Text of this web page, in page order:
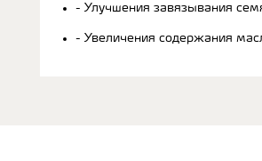
- Улучшения завязывания
- Увеличения содержания